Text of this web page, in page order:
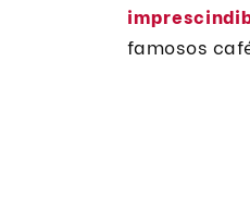
famosos